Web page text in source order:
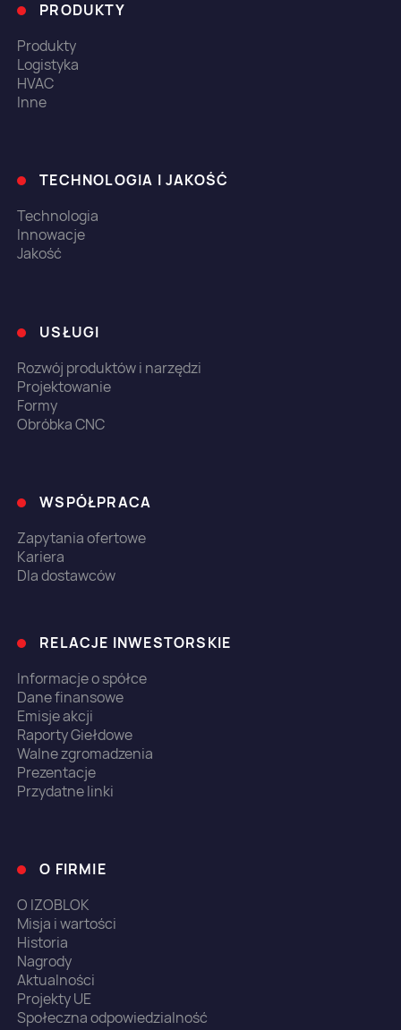
PRODUKTY
Produkty
Logistyka
HVAC
Inne
TECHNOLOGIA I JAKOŚĆ
Technologia
Innowacje
Jakość
USŁUGI
Rozwój produktów i narzędzi
Projektowanie
Formy
Obróbka CNC
WSPÓŁPRACA
Zapytania ofertowe
Kariera
Dla dostawców
RELACJE INWESTORSKIE
Informacje o spółce
Dane finansowe
Emisje akcji
Raporty Giełdowe
Walne zgromadzenia
Prezentacje
Przydatne linki
O FIRMIE
O IZOBLOK
Misja i wartości
Historia
Nagrody
Aktualności
Projekty UE
Społeczna odpowiedzialność